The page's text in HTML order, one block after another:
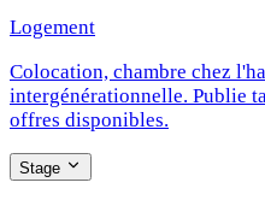
Logement
Colocation, chambre chez
intergénérationnelle. Publie
offres disponibles.
Stage